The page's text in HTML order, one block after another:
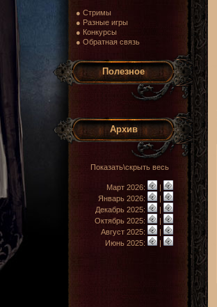
● Стримы
● Разные игры
● Конкурсы
● Обратная связь
Полезное
Архив
Показать\скрыть весь
Март 2026:
|
Январь 2026:
|
Декабрь 2025:
|
Октябрь 2025:
|
Август 2025:
|
Июнь 2025:
|